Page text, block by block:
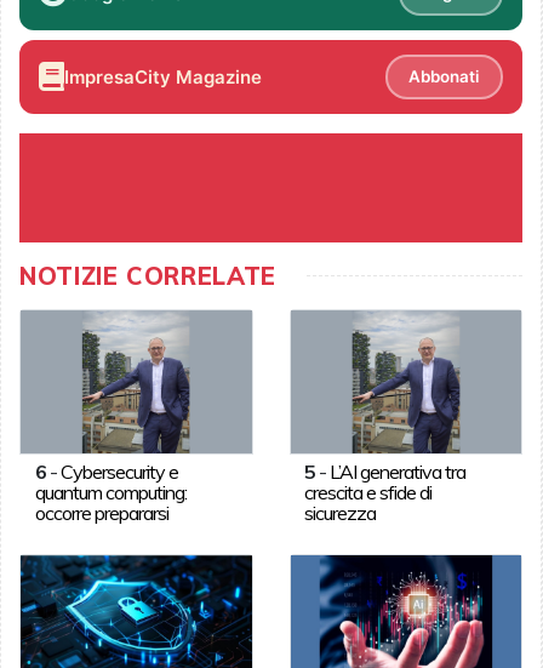
ImpresaCity Magazine Abbonati
NOTIZIE CORRELATE
6-Cybersecurity e
quantum computing:
occorre prepararsi
5 - L’AI generativa tra
crescita e sfide di
sicurezza